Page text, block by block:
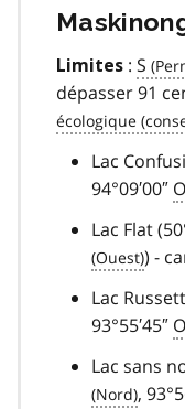
Limites : S
dépasser 91
Lac
94°09′00″ O
Lac Flat
) -
Lac
93°55′45″ O
Lac sans
,